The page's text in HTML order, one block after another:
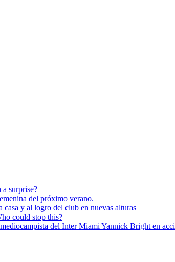
surprise?
del próximo verano.
y al logro del club en nuevas alturas
could stop this?
del Inter Miami Yannick Bright en